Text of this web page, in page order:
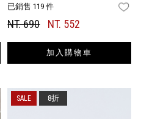
FAVORITES
已銷售 119 件
NT. 690 NT. 552
加入購物車
8折